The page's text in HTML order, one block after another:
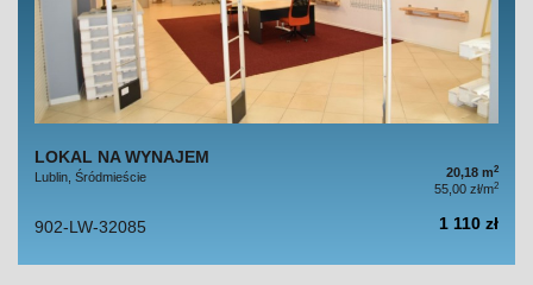
LOKAL NA WYNAJEM
Lublin, Śródmieście 20,18 m2
55,00 zł/m2
902-LW-32085 1 110 zł